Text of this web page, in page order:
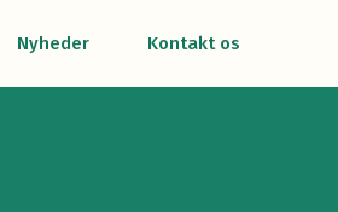
Nyheder Kontakt os